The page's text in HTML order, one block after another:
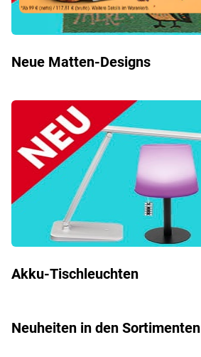
Neue Matten-Designs
Akku-Tischleuchten
Neuheiten in den Sortimenten